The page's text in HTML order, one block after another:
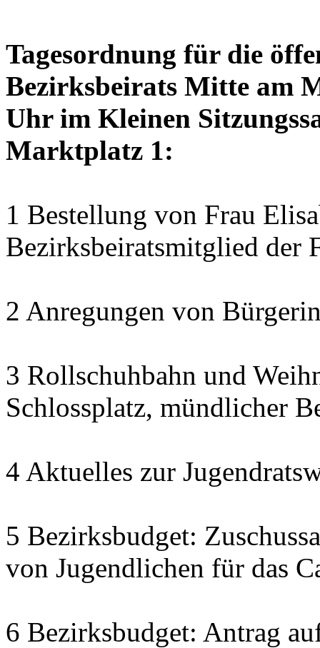
Tagesordnung für die
Bezirksbeirats Mitte am
Uhr im Kleinen
Marktplatz 1:
1 Bestellung von Frau
Bezirksbeiratsmitglied der
2 Anregungen von
3 Rollschuhbahn und
Schlossplatz, mündlicher
4 Aktuelles zur
5 Bezirksbudget:
von Jugendlichen für das
6 Bezirksbudget: Antrag